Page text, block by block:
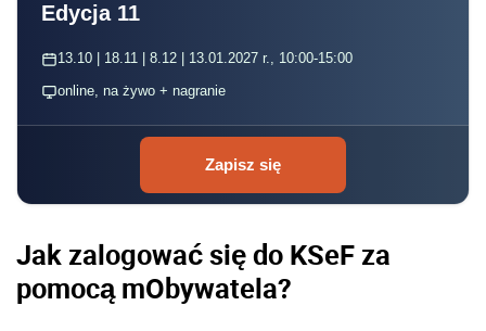
Edycja 11
13.10 | 18.11 | 8.12 | 13.01.2027 r., 10:00-15:00
online, na żywo + nagranie
Zapisz się
Jak zalogować się do KSeF za
pomocą mObywatela?